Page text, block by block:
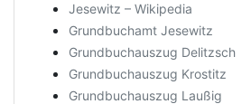
Jesewitz – Wikipedia
Grundbuchamt Jesewitz
Grundbuchauszug Delitzsch
Grundbuchauszug Krostitz
Grundbuchauszug Laußig